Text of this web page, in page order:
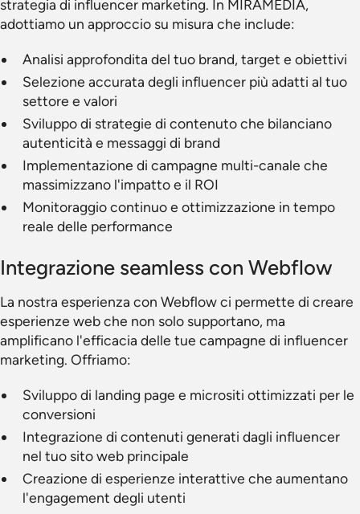
strategia di influencer marketing. In MIRAMEDIA,
adottiamo un approccio su misura che include:
Analisi approfondita del tuo brand, target e obiettivi
Selezione accurata degli influencer più adatti al tuo
settore e valori
Sviluppo di strategie di contenuto che bilanciano
autenticità e messaggi di brand
Implementazione di campagne multi-canale che
massimizzano l'impatto e il ROI
Monitoraggio continuo e ottimizzazione in tempo
reale delle performance
Integrazione seamless con Webflow
La nostra esperienza con Webflow ci permette di creare
esperienze web che non solo supportano, ma
amplificano l'efficacia delle tue campagne di influencer
marketing. Offriamo:
Sviluppo di landing page e micrositi ottimizzati per le
conversioni
Integrazione di contenuti generati dagli influencer
nel tuo sito web principale
Creazione di esperienze interattive che aumentano
l'engagement degli utenti